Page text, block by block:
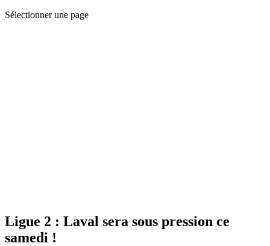
Sélectionner une page
Ligue 2 : Laval sera sous pression ce
samedi !